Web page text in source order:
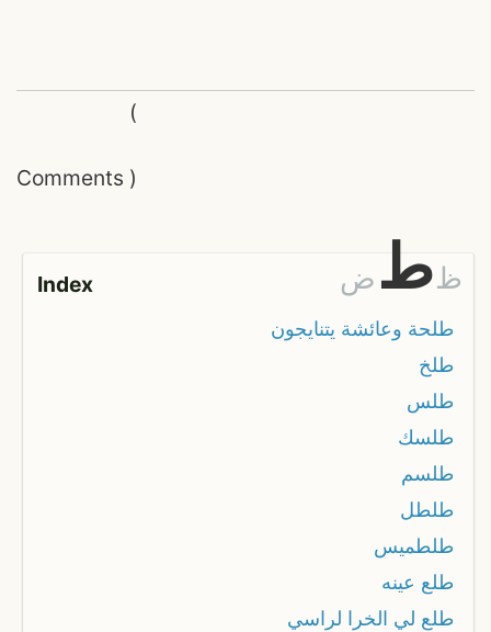
Comments
(
)
Index ض طظ
طلحة وعائشة يتنايجون
طلخ
طلس
طلسك
طلسم
طلطل
طلطميس
طلع عينه
طلع لي الخرا لراسي